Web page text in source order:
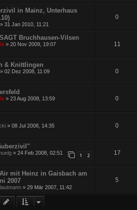
in Mainz, Unterhaus
» 31 Jan 2010, 11:21
0
Bruchhausen-Vilsen
» 20 Nov 2009, 19:07 11
& Knittlingen
» 02 Dez 2008, 11:09 0
» 23 Aug 2008, 13:59 0
» 08 Jul 2008, 14:35 0
» 24 Feb 2008, 02:51 1 2 17
mit Heinz in Gaisbach am
2007
» 29 Mär 2007, 11:42
5